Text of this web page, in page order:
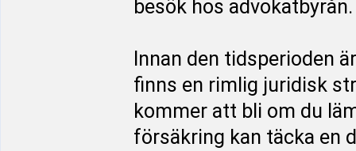
besök hos advokatbyrån.
Innan den tidsperioden
finns en rimlig juridisk
kommer att bli om du
försäkring kan täcka en